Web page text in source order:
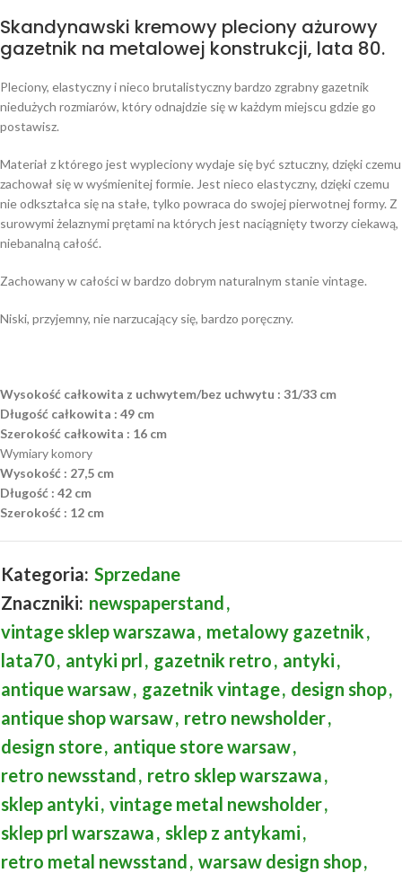
Skandynawski kremowy pleciony ażurowy
gazetnik na metalowej konstrukcji, lata 80.
Pleciony, elastyczny i nieco brutalistyczny bardzo zgrabny gazetnik
niedużych rozmiarów, który odnajdzie się w każdym miejscu gdzie go
postawisz.
Materiał z którego jest wypleciony wydaje się być sztuczny, dzięki czemu
zachował się w wyśmienitej formie. Jest nieco elastyczny, dzięki czemu
nie odkształca się na stałe, tylko powraca do swojej pierwotnej formy. Z
surowymi żelaznymi prętami na których jest naciągnięty tworzy ciekawą,
niebanalną całość.
Zachowany w całości w bardzo dobrym naturalnym stanie vintage.
Niski, przyjemny, nie narzucający się, bardzo poręczny.
Wysokość całkowita z uchwytem/bez uchwytu : 31/33 cm
Długość całkowita : 49 cm
Szerokość całkowita : 16 cm
Wymiary komory
Wysokość : 27,5 cm
Długość : 42 cm
Szerokość : 12 cm
Kategoria: Sprzedane
Znaczniki: newspaperstand,
vintage sklep warszawa, metalowy gazetnik,
lata70, antyki prl, gazetnik retro, antyki,
antique warsaw, gazetnik vintage, design shop,
antique shop warsaw, retro newsholder,
design store, antique store warsaw,
retro newsstand, retro sklep warszawa,
sklep antyki, vintage metal newsholder,
sklep prl warszawa, sklep z antykami,
retro metal newsstand, warsaw design shop,